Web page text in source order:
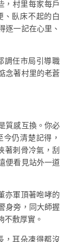
，村里每家每戶
、臥床不起的白
逐一記在心里、
調任市局引導職
念著村里的老蒼
質感互換。你必
仍清楚記得，
著刺骨冷氣，刮
便看見站外一道
亦軍頂著咆哮的
身旁，同大師握
不敷厚實。
，耳朵凍得都沒